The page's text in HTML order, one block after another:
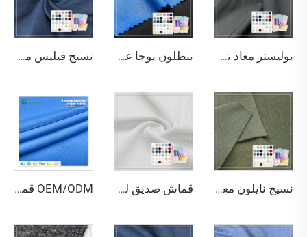
بوليستر معاد تدويره محبوك عالي المرونة وصديق للبيئة 260 جرام لكل متر مربع لملابس السباحة بنطلون يوجا عملي مصنوع من 80% بوليستر معاد تدويره و20% سباندكس، مضاد للتكتل وسريع الجفاف، 210 جرام لكل متر مربع نسيج فيليس محبوك من قطن عضوي 60% وبوليستر معاد تدويره 40%، مبروش بنعومة، مقاوم للرياح، تنفس، بوزن 260 جم/م²، للأطفال والرضع
نسيج نايلون معاد تدويره بنسبة 85% وسباندكس بنسبة 15% سريع الجفاف، مزدوج الوجه، صديق للبيئة، مطاطي وخفيف الوزن، لملابس الرياضة قماش صديق للبيئة مزدوج الوجه مقاوم للأشعة فوق البنفسجية ومرن للغاية مكون من 79٪ بوليستر معاد تدويره و21٪ سباندكس لملابس السباحة OEM/ODM قماش إنترلوك معتمد من GRS يحتوي على 80٪ بوليستر معاد تدويره و20٪ سباندكس، ذو تمدد عالي ومقاوم للماء وجاف سريع ومتوسط الوزن